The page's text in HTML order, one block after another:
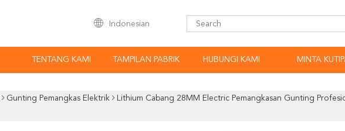
Indonesian
TENTANG KAMI TAMPILAN PABRIK HUBUNGI KAMI MINTA
Gunting Pemangkas Elektrik
Lithium Cabang 28MM Electric Pemangkasan Gunting